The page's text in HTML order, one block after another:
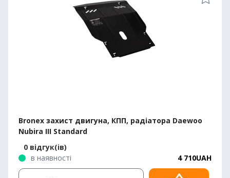
Bronex захист двигуна, КПП, радіатора Daewoo
Nubira III Standard
0 відгук(ів)
в наявності
4 710UAH